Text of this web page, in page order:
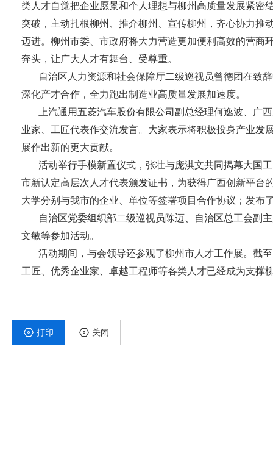
类人才自觉把企业愿景和个人理想与柳州高质量发展紧密
突破，主动扎根柳州、推介柳州、宣传柳州，齐心协力推
迈进。柳州市委、市政府将大力营造更加便利高效的营商
奔头，让广大人才有舞台、受尊重。
自治区人力资源和社会保障厅二级巡视员曾德团在致
深化产才合作，全力跑出制造业高质量发展加速度。
上汽通用五菱汽车股份有限公司副总经理何逸波、广
业家、工匠代表作交流发言。大家表示将积极投身产业
展作出新的更大贡献。
活动举行手模新置仪式，张壮与庞淇文共同揭幕大国
市新认定高层次人才代表颁发证书，为获得广西创新平台
大学分别与我市的企业、单位等签署项目合作协议；发布
自治区党委组织部二级巡视员陈迈、自治区总工会副
文敏等参加活动。
活动期间，与会领导还参观了柳州市人才工作展。截
工匠、优秀企业家、卓越工程师等各类人才已经成为支撑
打印 关闭